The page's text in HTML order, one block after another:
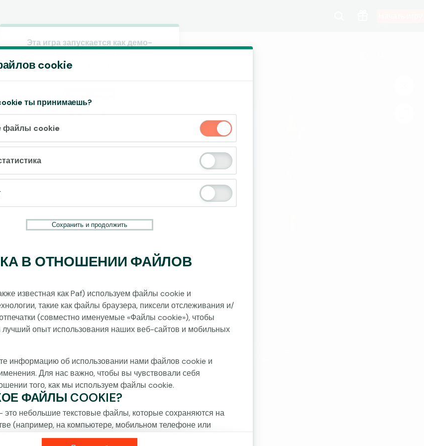
различных типа файлов cookie: основные,
Настройки и информация
Эта игра запускается как демо-
чтобы играть в эту игру на наличные
Играй в демо
cookie
ты принимаешь?
файлы cookie
Сохранить и продолжить
В ОТНОШЕНИИ ФАЙЛОВ
известная как Paf) используем файлы cookie и
такие как файлы браузера, пиксели отслеживания и/
(совместно именуемые «Файлы cookie»), чтобы
лучший опыт использования наших веб-сайтов и мобильных
информацию об использовании нами файлов cookie и
Для нас важно, чтобы вы чувствовали себя
того, как мы используем файлы cookie.
ФАЙЛЫ COOKIE?
небольшие текстовые файлы, которые сохраняются на
(например, на компьютере, мобильном телефоне или
посещении наших веб-сайтов. Размещение файлов cookie